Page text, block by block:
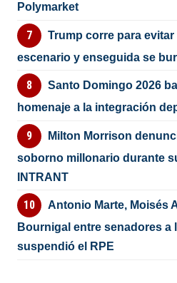
Polymarket
Trump corre para
escenario y enseguida se
Santo Domingo 2026
homenaje a la integración
Milton Morrison
soborno millonario durante
INTRANT
Antonio Marte, Moisés
Bournigal entre senadores a
suspendió el RPE